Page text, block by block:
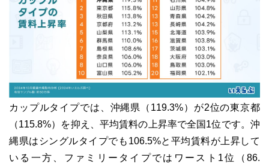
カップルタイプでは、沖縄県（119.3%）が2位の東京都
（115.8%）を抑え、平均賃料の上昇率で全国1位です。沖
縄県はシングルタイプでも106.5%と平均賃料が上昇して
いる一方、ファミリータイプではワースト1位（86.